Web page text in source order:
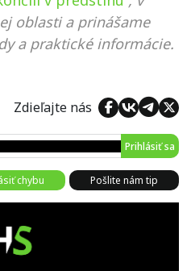
oblasti a prinášame
a praktické informácie.
Zdieľajte nás
Prihlásiť sa
chybu Pošlite nám tip